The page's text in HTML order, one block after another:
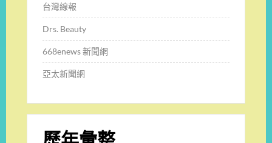
台灣線報
Drs. Beauty
668enews 新聞網
亞太新聞網